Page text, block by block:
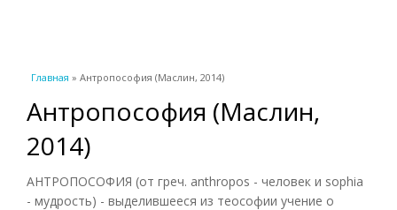
Вы здесь
Главная » Антропософия (Маслин, 2014)
Антропософия (Маслин,
2014)
АНТРОПОСОФИЯ (от греч. anthropos - человек и sophia
- мудрость) - выделившееся из теософии учение о